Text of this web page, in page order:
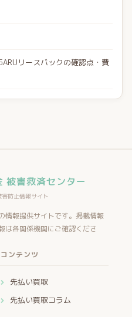
リースバックの確認点・費
被害救済センター
防止情報サイト
情報提供サイトです。掲載情報
は各関係機関にご確認くださ
コンテンツ
先払い買取
先払い買取コラム